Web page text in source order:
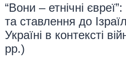
“Вони – етнічні
та ставлення до
Україні в контексті
рр.)